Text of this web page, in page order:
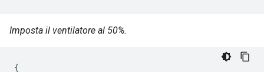
Imposta il ventilatore al 50%.
{